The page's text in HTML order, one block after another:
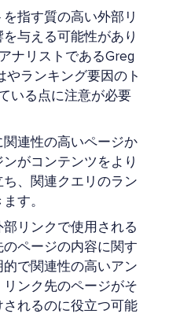
を指す質の高い外部リ
与える可能性があり
ナリストであるGreg
やランキング要因のト
いる点に注意が必要
連性の高いページか
がコンテンツをより
、関連クエリのラン
す。
部リンクで使用される
のページの内容に関す
で関連性の高いアン
ンク先のページがそ
れるのに役立つ可能